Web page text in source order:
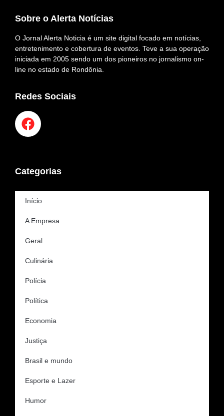
Sobre o Alerta Notícias
O Jornal Alerta Noticia é um site digital focado em notícias,
entretenimento e cobertura de eventos. Teve a sua operação
iniciada em 2005 sendo um dos pioneiros no jornalismo on-
line no estado de Rondônia.
Redes Sociais
Categorias
Início
A Empresa
Geral
Culinária
Polícia
Política
Economia
Justiça
Brasil e mundo
Esporte e Lazer
Humor